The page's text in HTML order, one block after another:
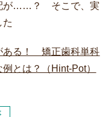
が……？ そこで、実
た
ある！ 矯正歯科単科
とは？（Hint-Pot）